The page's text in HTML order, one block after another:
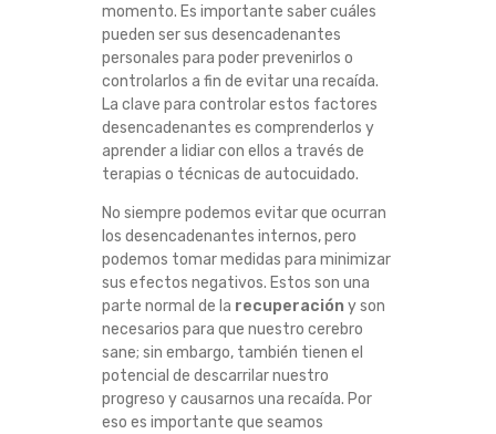
momento. Es importante saber cuáles
pueden ser sus desencadenantes
personales para poder prevenirlos o
controlarlos a fin de evitar una recaída.
La clave para controlar estos factores
desencadenantes es comprenderlos y
aprender a lidiar con ellos a través de
terapias o técnicas de autocuidado.
No siempre podemos evitar que ocurran
los desencadenantes internos, pero
podemos tomar medidas para minimizar
sus efectos negativos. Estos son una
parte normal de la recuperación y son
necesarios para que nuestro cerebro
sane; sin embargo, también tienen el
potencial de descarrilar nuestro
progreso y causarnos una recaída. Por
eso es importante que seamos